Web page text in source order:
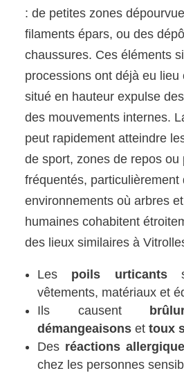
: de petites zones
filaments épars, ou des
chaussures. Ces éléments
processions ont déjà eu lieu
situé en hauteur expulse
des mouvements internes.
peut rapidement atteindre
de sport, zones de repos ou
fréquentés, particulièrement
environnements où arbres
humaines cohabitent
des lieux similaires à
Les poils urticants
vêtements, matériaux et
Ils causent
démangeaisons ettoux
Des réactions
chez les personnes